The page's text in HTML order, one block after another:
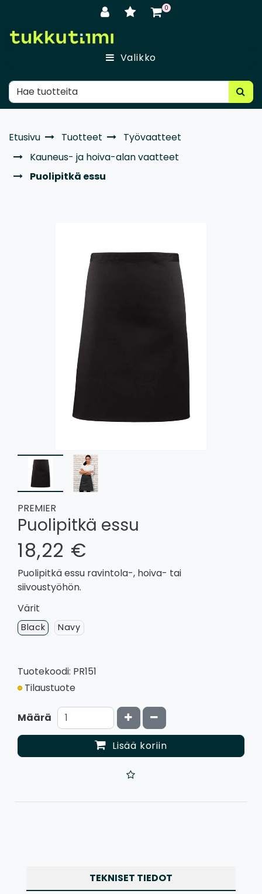
0
Valikko
Etusivu Tuotteet
Työvaatteet
Kauneus- ja hoiva-alan vaatteet
Puolipitkä essu
PREMIER
Puolipitkä essu
18,22 €
Puolipitkä essu ravintola-, hoiva- tai
siivoustyöhön.
Värit
Black Navy
Tuotekoodi: PR151
Tilaustuote
Määrä Kasvata määrää
Vähennä määrää
Lisää koriin
TEKNISET TIEDOT